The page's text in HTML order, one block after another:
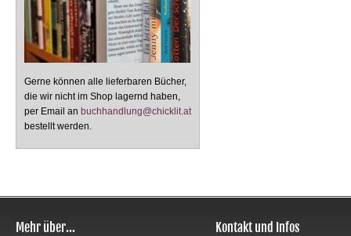
Gerne können alle lieferbaren Bücher,
die wir nicht im Shop lagernd haben,
per Email an buchhandlung@chicklit.at
bestellt werden.
Mehr über... Kontakt und Infos